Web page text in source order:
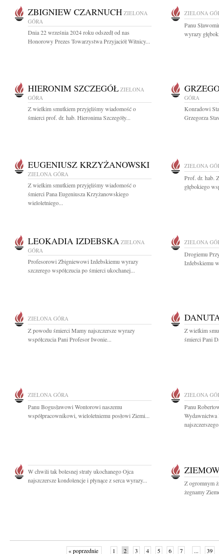
ZBIGNIEW CZARNUCH ZIELONA
GÓRA
Dnia 22 września 2024 roku odszedł od nas
Honorowy Prezes Towarzystwa Przyjaciół Witnicy...
ZIELONA
Panu
wyrazy
HIERONIM SZCZEGÓŁ ZIELONA
GÓRA
Z wielkim smutkiem przyjęliśmy wiadomość o
śmierci prof. dr. hab. Hieronima Szczegóły...
GÓRA
Konradowi
Grzegorza
EUGENIUSZ KRZYŻANOWSKI
ZIELONA GÓRA
Z wielkim smutkiem przyjęliśmy wiadomość o
śmierci Pana Eugeniusza Krzyżanowskiego
wieloletniego...
ZIELONA
Prof. dr. hab.
głębokiego
LEOKADIA IZDEBSKA ZIELONA
GÓRA
Profesorowi Zbigniewowi Izdebskiemu wyrazy
szczerego współczucia po śmierci ukochanej...
ZIELONA
Drogiemu
Izdebskiemu
ZIELONA GÓRA
Z powodu śmierci Mamy najszczersze wyrazy
współczucia Pani Profesor Iwonie...
Z wielkim
śmierci Pani
ZIELONA GÓRA
Panu Bogusławowi Wontorowi naszemu
współpracownikowi, wieloletniemu posłowi Ziemi...
ZIELONA
Panu
Wydawnictwa
W chwili tak bolesnej straty ukochanego Ojca
najszczersze kondolencje i płynące z serca wyrazy...
Z ogromnym
żegnamy
« poprzednie 1 2 3 4 5 6 7 ... 39